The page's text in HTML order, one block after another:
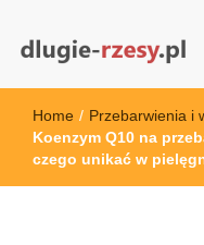
dlugie-rzesy.pl
Home / Przebarwienia i
Koenzym Q10 na
czego unikać w